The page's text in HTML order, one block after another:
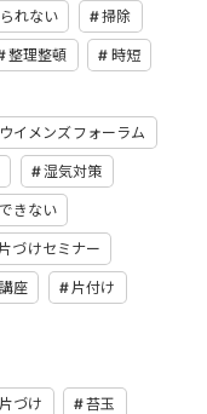
れない 掃除
整理整頓 時短
イメンズフォーラム
湿気対策
きない
片づけセミナー
座 片付け
づけ 苔玉